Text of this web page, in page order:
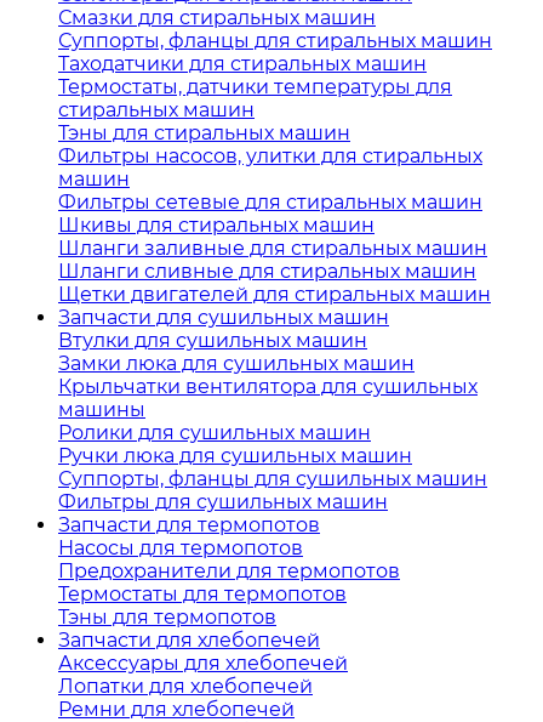
Смазки для стиральных машин
Суппорты, фланцы для стиральных машин
Таходатчики для стиральных машин
Термостаты, датчики температуры для
стиральных машин
Тэны для стиральных машин
Фильтры насосов, улитки для стиральных
машин
Фильтры сетевые для стиральных машин
Шкивы для стиральных машин
Шланги заливные для стиральных машин
Шланги сливные для стиральных машин
Щетки двигателей для стиральных машин
Запчасти для сушильных машин
Втулки для сушильных машин
Замки люка для сушильных машин
Крыльчатки вентилятора для сушильных
машины
Ролики для сушильных машин
Ручки люка для сушильных машин
Суппорты, фланцы для сушильных машин
Фильтры для сушильных машин
Запчасти для термопотов
Насосы для термопотов
Предохранители для термопотов
Термостаты для термопотов
Тэны для термопотов
Запчасти для хлебопечей
Аксессуары для хлебопечей
Лопатки для хлебопечей
Ремни для хлебопечей